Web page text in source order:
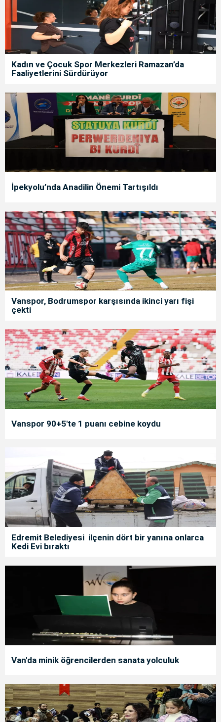
Kadın ve Çocuk Spor Merkezleri Ramazan’da
Faaliyetlerini Sürdürüyor
İpekyolu’nda Anadilin Önemi Tartışıldı
Vanspor, Bodrumspor karşısında ikinci yarı fişi
çekti
Vanspor 90+5'te 1 puanı cebine koydu
Edremit Belediyesi ilçenin dört bir yanına onlarca
Kedi Evi bıraktı
Van'da minik öğrencilerden sanata yolculuk